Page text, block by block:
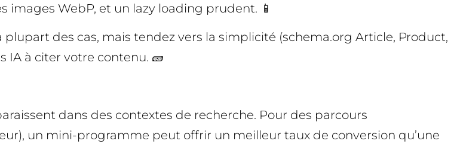
images WebP, et un lazy loading prudent. 📱
des cas, mais tendez vers la simplicité (schema.org Article, Product,
IA à citer votre contenu. 🧱
dans des contextes de recherche. Pour des parcours
un mini-programme peut offrir un meilleur taux de conversion qu’une